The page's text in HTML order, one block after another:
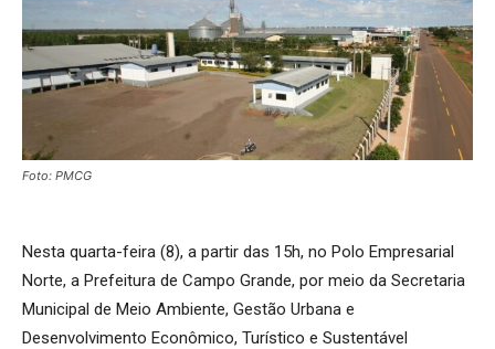
Foto: PMCG
Nesta quarta-feira (8), a partir das 15h, no Polo Empresarial
Norte, a Prefeitura de Campo Grande, por meio da Secretaria
Municipal de Meio Ambiente, Gestão Urbana e
Desenvolvimento Econômico, Turístico e Sustentável